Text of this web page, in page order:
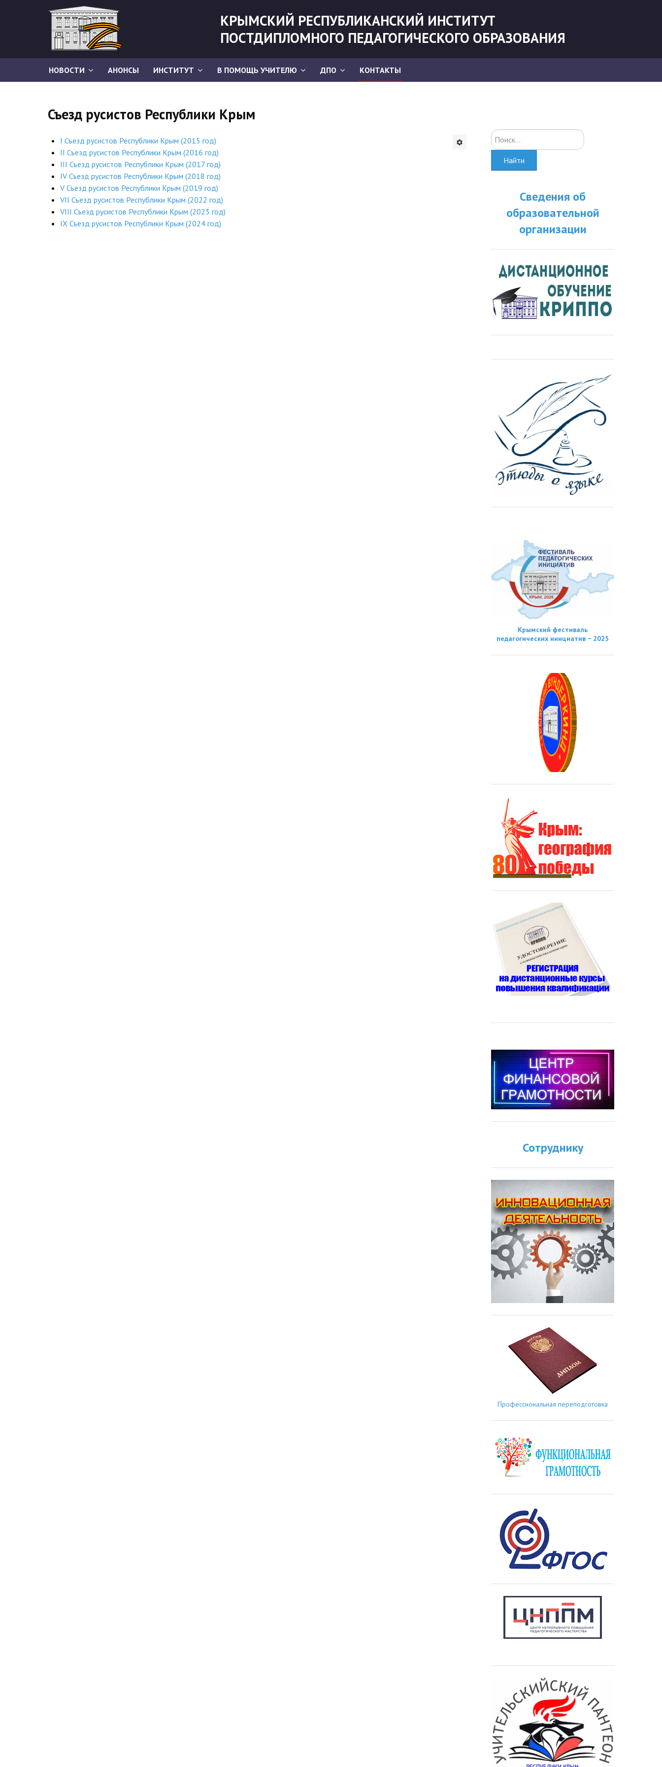
КРЫМСКИЙ РЕСПУБЛИКАНСКИЙ ИНСТИТУТ
ПОСТДИПЛОМНОГО ПЕДАГОГИЧЕСКОГО ОБРАЗОВАНИЯ
НОВОСТИ АНОНСЫ ИНСТИТУТ В ПОМОЩЬ УЧИТЕЛЮ ДПО КОНТАКТЫ
Съезд русистов Республики Крым
I Съезд русистов Республики Крым (2015 год)
II Съезд русистов Республики Крым (2016 год)
III Съезд русистов Республики Крым (2017 год)
IV Съезд русистов Республики Крым (2018 год)
V Съезд русистов Республики Крым (2019 год)
VII Съезд русистов Республики Крым (2022 год)
VIII Съезд русистов Республики Крым (2023 год)
IX Съезд русистов Республики Крым (2024 год)
Искать...
Найти
Сведения об
образовательной
организации
Крымский фестиваль
педагогических инициатив − 2025
Сотруднику
Профессиональная переподготовка